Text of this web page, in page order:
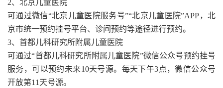
2、北京儿童医院
可通过微信“北京儿童医院服务号”“北京儿童医院”APP，北
京市统一预约挂号平台、诊间预约等途径进行预约。
3、首都儿科研究所附属儿童医院
可通过“首都儿科研究所附属儿童医院”微信公众号预约挂号
服务，可以预约未来10天号源。每天下午3点，微信公众号
开放第11天号源。